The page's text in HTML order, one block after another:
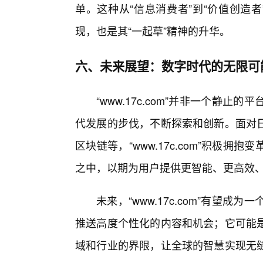
单。这种从“信息消费者”到“价值创造
现，也是其“一起草”精神的升华。
六、未来展望：数字时代的无限
“www.17c.com”并非一个静止的
代发展的步伐，不断探索和创新。面
区块链等，“www.17c.com”积极拥抱
之中，以期为用户提供更智能、更高效
未来，“www.17c.com”有望成为
推送高度个性化的内容和机会；它可
域和行业的界限，让全球的智慧实现